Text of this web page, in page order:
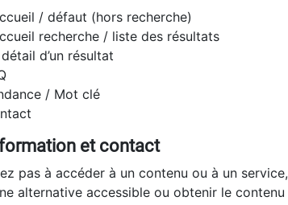
/ défaut (hors recherche)
recherche / liste des résultats
d’un résultat
/ Mot clé
et contact
pas à accéder à un contenu ou à un
alternative accessible ou obtenir le